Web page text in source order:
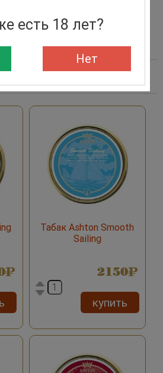
ASHTON GERMANY
Дате поступления
Табак Ashton Smooth
Sailing
2150
купить
есть 18 лет?
Нет